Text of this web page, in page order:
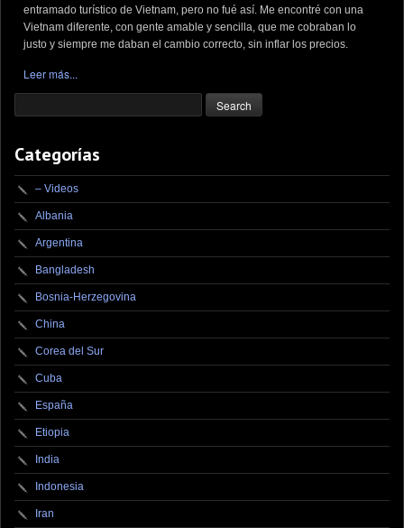
entramado turístico de Vietnam, pero no fué así. Me encontré con una
Vietnam diferente, con gente amable y sencilla, que me cobraban lo
justo y siempre me daban el cambio correcto, sin inflar los precios.
Leer más...
Categorías
– Videos
Albania
Argentina
Bangladesh
Bosnia-Herzegovina
China
Corea del Sur
Cuba
España
Etiopia
India
Indonesia
Iran